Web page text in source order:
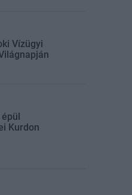
Vízügyi
Kurdon